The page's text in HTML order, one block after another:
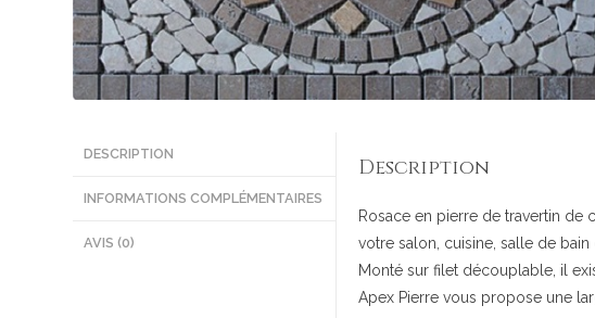
DESCRIPTION
INFORMATIONS COMPLÉMENTAIRES
AVIS (0)
Description
Rosace en pierre de travertin de
votre salon, cuisine, salle de bain
Monté sur filet découplable, il
Apex Pierre vous propose une